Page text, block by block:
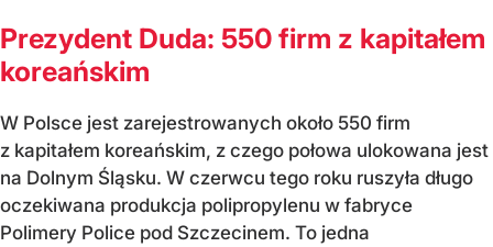
Prezydent Duda: 550 firm z kapitałem
koreańskim
W Polsce jest zarejestrowanych około 550 firm
z kapitałem koreańskim, z czego połowa ulokowana jest
na Dolnym Śląsku. W czerwcu tego roku ruszyła długo
oczekiwana produkcja polipropylenu w fabryce
Polimery Police pod Szczecinem. To jedna